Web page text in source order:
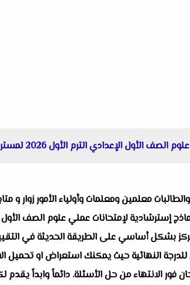
الإعدادي الترم الأول 2026 لمستر مينا عوض
معلمين ومعلمات وأولياء الأمور زوار
بشكل أساسي على الطريقة الحديثة في التقييم
النهائية حيث يمكنك استعراض او تحميل
فور الانتهاء من حل الأسئلة. دائماً وابداً